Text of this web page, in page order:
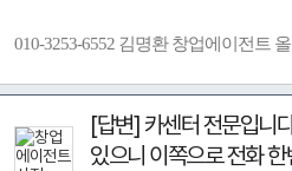
010-3253-6552 김명환 창업에이전트
[답변] 카센터 전문입니
있으니 이쪽으로 전화